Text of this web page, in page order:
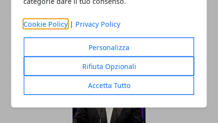
Cookie Policy | Privacy Policy
Personalizza
Rifiuta Opzionali
Accetta Tutto